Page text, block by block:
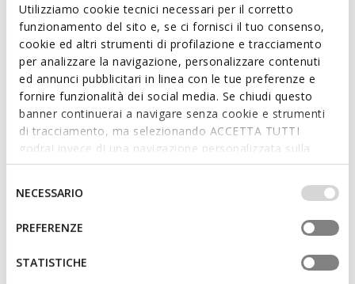
Utilizziamo cookie tecnici necessari per il corretto
funzionamento del sito e, se ci fornisci il tuo consenso,
cookie ed altri strumenti di profilazione e tracciamento
per analizzare la navigazione, personalizzare contenuti
ed annunci pubblicitari in linea con le tue preferenze e
fornire funzionalità dei social media. Se chiudi questo
banner continuerai a navigare senza cookie e strumenti
di tracciamento, ma selezionando ACCETTA TUTTI
godrai invece di una navigazione personalizzata sulla
base dei tuoi gusti ed interessi. Selezionando
IMPOSTAZIONI potrai anche scegliere quali cookies ed
altri strumenti di tracciamento autorizzare. Per maggiori
informazioni o per modificare in qualsiasi momento le
tue impostazioni, visita la nostra
del
consenso
NECESSARIO
PREFERENZE
STATISTICHE
Kenmerken
Maten: H: 15 cm, L: 24 cm, W: 8 cm
Uiterlijke kenmerken: 2 buitenzakken, afneembare
sleutelring, afneembare band
Interne kenmerken: 2 binnenzakken
Verstelbare band
Lichtgoudkleurige metallic details